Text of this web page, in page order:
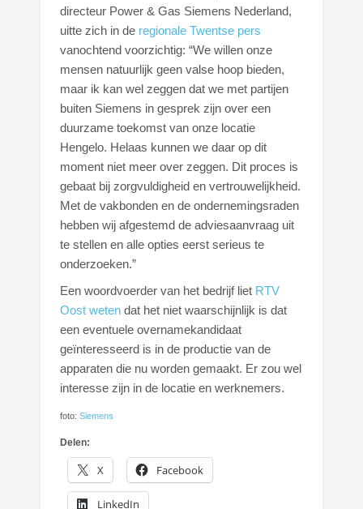
directeur Power & Gas Siemens Nederland,
uitte zich in de regionale Twentse pers
vanochtend voorzichtig: “We willen onze
mensen natuurlijk geen valse hoop bieden,
maar ik kan wel zeggen dat we met partijen
buiten Siemens in gesprek zijn over een
duurzame toekomst van onze locatie
Hengelo. Helaas kunnen we daar op dit
moment niet meer over zeggen. Dit proces is
gebaat bij zorgvuldigheid en vertrouwelijkheid.
Met de vakbonden en de ondernemingsraden
hebben wij afgestemd de adviesaanvraag uit
te stellen en alle opties eerst serieus te
onderzoeken.”
Een woordvoerder van het bedrijf liet RTV
Oost weten dat het niet waarschijnlijk is dat
een eventuele overnamekandidaat
geïnteresseerd is in de productie van de
apparaten die nu worden gemaakt. Er zou wel
interesse zijn in de locatie en werknemers.
foto:Siemens
Delen:
X Facebook
LinkedIn